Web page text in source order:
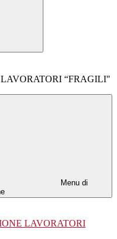
“FRAGILI"
Menu di
LAVORATORI